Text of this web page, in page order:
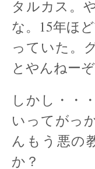
タルカス。
な。15年ほ
っていた。
とやんねー
しかし・・
いってがっ
んもう悪の
か？